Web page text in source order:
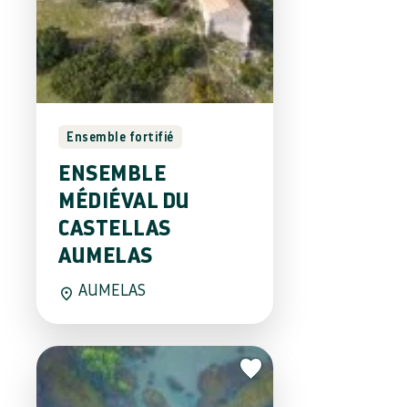
Ensemble fortifié
ENSEMBLE
MÉDIÉVAL DU
CASTELLAS
AUMELAS
AUMELAS